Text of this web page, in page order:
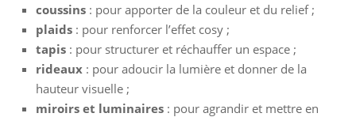
coussins : pour apporter de la couleur et du relief ;
plaids : pour renforcer l’effet cosy ;
tapis : pour structurer et réchauffer un espace ;
rideaux : pour adoucir la lumière et donner de la
hauteur visuelle ;
miroirs et luminaires : pour agrandir et mettre en